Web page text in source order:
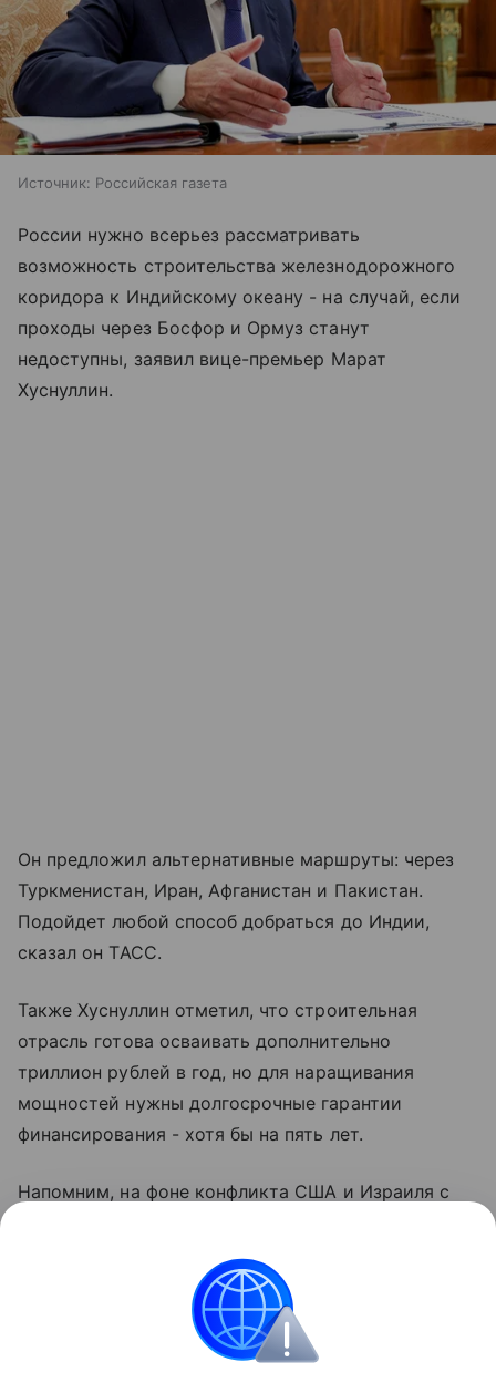
Источник: Российская газета
России нужно всерьез рассматривать
возможность строительства железнодорожного
коридора к Индийскому океану - на случай, если
проходы через Босфор и Ормуз станут
недоступны, заявил вице-премьер Марат
Хуснуллин.
Он предложил альтернативные маршруты: через
Туркменистан, Иран, Афганистан и Пакистан.
Подойдет любой способ добраться до Индии,
сказал он ТАСС.
Также Хуснуллин отметил, что строительная
отрасль готова осваивать дополнительно
триллион рублей в год, но для наращивания
мощностей нужны долгосрочные гарантии
финансирования - хотя бы на пять лет.
Напомним, на фоне конфликта США и Израиля с
с судоходством. Иран закрыл пролив для судов,
связанных с США, Израилем и их союзниками. А
через этот пролив проходит около 25% мировой